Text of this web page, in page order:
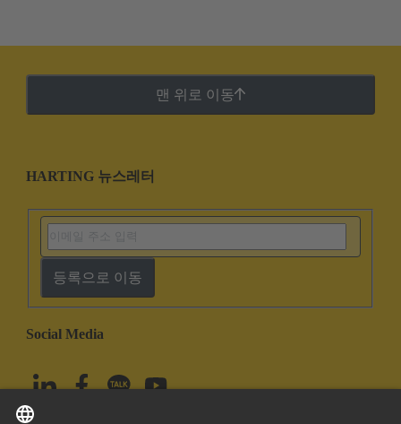
맨 위로 이동
HARTING 뉴스레터
등록으로 이동
Social Media